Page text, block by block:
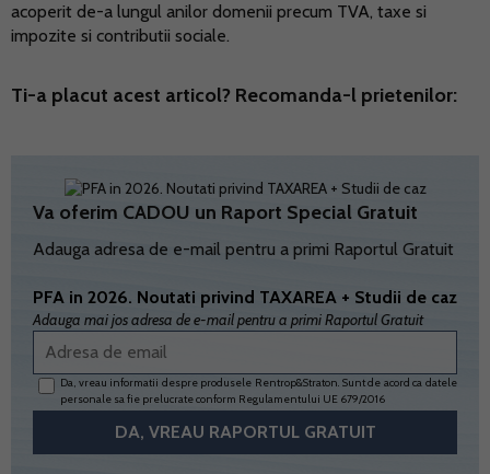
acoperit de-a lungul anilor domenii precum TVA, taxe si
impozite si contributii sociale.
Ti-a placut acest articol? Recomanda-l prietenilor:
Va oferim CADOU un Raport Special Gratuit
Adauga adresa de e-mail pentru a primi Raportul Gratuit
PFA in 2026. Noutati privind TAXAREA + Studii de caz
Adauga mai jos adresa de e-mail pentru a primi Raportul Gratuit
Da, vreau informatii despre produsele Rentrop&Straton. Sunt de acord ca datele
personale sa fie prelucrate conform Regulamentului UE 679/2016